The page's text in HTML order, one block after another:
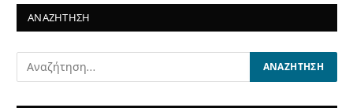
ΑΝΑΖΗΤΗΣΗ